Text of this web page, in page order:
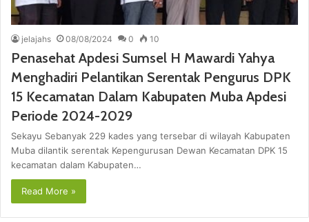
jelajahs 08/08/2024 0 10
Penasehat Apdesi Sumsel H Mawardi Yahya
Menghadiri Pelantikan Serentak Pengurus DPK
15 Kecamatan Dalam Kabupaten Muba Apdesi
Periode 2024-2029
Sekayu Sebanyak 229 kades yang tersebar di wilayah Kabupaten
Muba dilantik serentak Kepengurusan Dewan Kecamatan DPK 15
kecamatan dalam Kabupaten…
Read More »